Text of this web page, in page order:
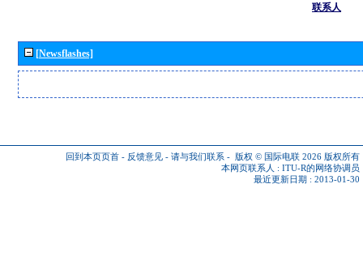
联系人
[Newsflashes]
回到本页页首 - 反馈意见 - 请与我们联系 - 版权 © 国际电联 2026 版权所有
本网页联系人 : ITU-R的网络协调员
最近更新日期 : 2013-01-30